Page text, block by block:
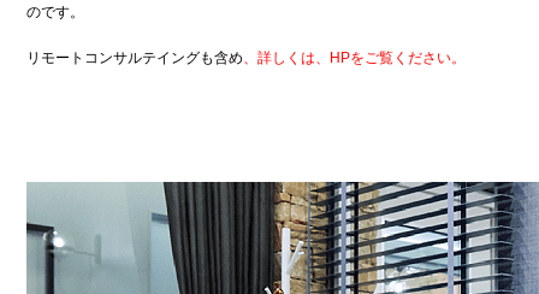
のです。
リモートコンサルテイングも含め、詳しくは、HPをご覧ください。